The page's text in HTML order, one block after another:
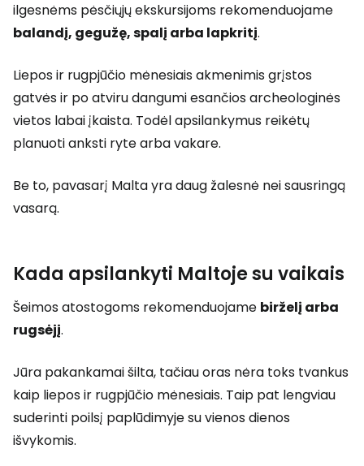
ilgesnėms pėsčiųjų ekskursijoms rekomenduojame
balandį, gegužę, spalį arba lapkritį.
Liepos ir rugpjūčio mėnesiais akmenimis grįstos
gatvės ir po atviru dangumi esančios archeologinės
vietos labai įkaista. Todėl apsilankymus reikėtų
planuoti anksti ryte arba vakare.
Be to, pavasarį Malta yra daug žalesnė nei sausringą
vasarą.
Kada apsilankyti Maltoje su vaikais
Šeimos atostogoms rekomenduojame birželį arba
rugsėjį.
Jūra pakankamai šilta, tačiau oras nėra toks tvankus
kaip liepos ir rugpjūčio mėnesiais. Taip pat lengviau
suderinti poilsį paplūdimyje su vienos dienos
išvykomis.